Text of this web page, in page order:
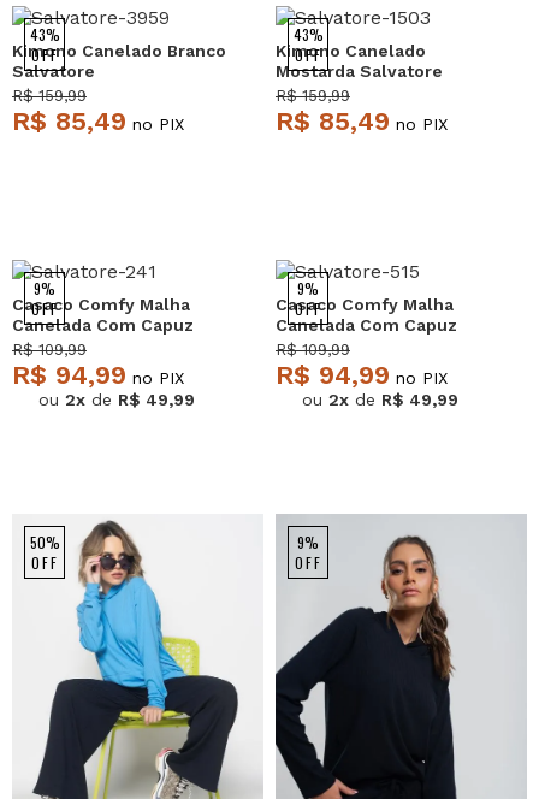
43%
OFF
Kimono Canelado Branco
Salvatore
R$ 159,99
R$ 85,49 no PIX
43%
OFF
Kimono Canelado
Mostarda Salvatore
R$ 159,99
R$ 85,49 no PIX
9%
OFF
Casaco Comfy Malha
Canelada Com Capuz
Verde Salvatore
R$ 109,99
R$ 94,99 no PIX
ou 2x de R$ 49,99
9%
OFF
Casaco Comfy Malha
Canelada Com Capuz
Grafite Salvatore
R$ 109,99
R$ 94,99 no PIX
ou 2x de R$ 49,99
50%
OFF
9%
OFF